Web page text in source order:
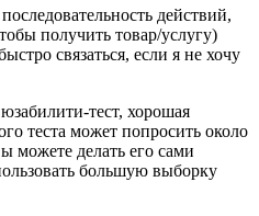
действий,
получить товар/услугу)
связаться, если я не хочу
тест, хорошая
теста может попросить около
можете делать его сами
большую выборку